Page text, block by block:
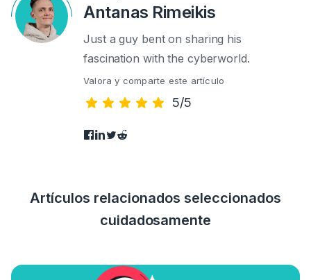
Antanas Rimeikis
Just a guy bent on sharing his
fascination with the cyberworld.
Valora y comparte este artículo
5/5
Artículos relacionados seleccionados
cuidadosamente